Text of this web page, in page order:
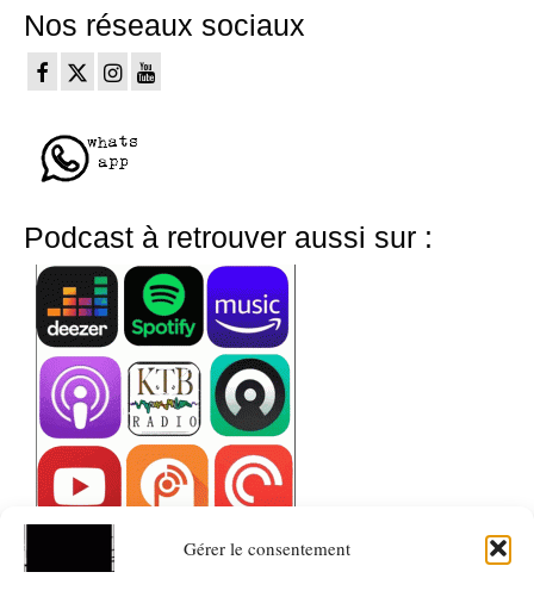
Gérer le consentement
Nos réseaux sociaux
Podcast à retrouver aussi sur :